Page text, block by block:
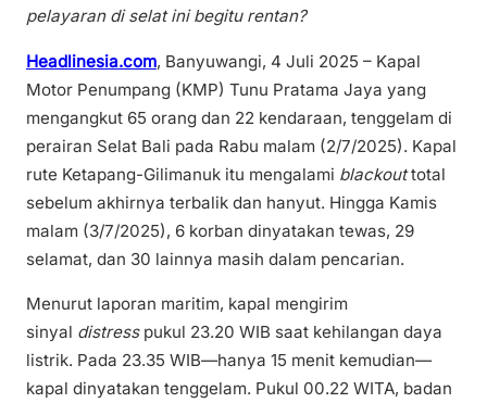
pelayaran di selat ini begitu rentan?
Headlinesia.com, Banyuwangi, 4 Juli 2025 – Kapal
Motor Penumpang (KMP) Tunu Pratama Jaya yang
mengangkut 65 orang dan 22 kendaraan, tenggelam di
perairan Selat Bali pada Rabu malam (2/7/2025). Kapal
rute Ketapang-Gilimanuk itu mengalami blackouttotal
sebelum akhirnya terbalik dan hanyut. Hingga Kamis
malam (3/7/2025), 6 korban dinyatakan tewas, 29
selamat, dan 30 lainnya masih dalam pencarian.
Menurut laporan maritim, kapal mengirim
sinyal distresspukul 23.20 WIB saat kehilangan daya
listrik. Pada 23.35 WIB—hanya 15 menit kemudian—
kapal dinyatakan tenggelam. Pukul 00.22 WITA, badan